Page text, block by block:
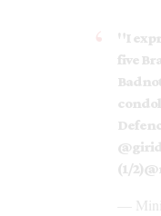
"I
five
(1/2)
—